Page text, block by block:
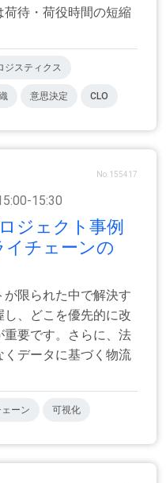
待・荷役時間の短縮
ジスティクス
意思決定 CLO
No.155417
15:30
ジェクト事例
イチェーンの
限られた中で解決す
、どこを優先的に改
要です。さらに、法
データに基づく物流
ーン 可視化